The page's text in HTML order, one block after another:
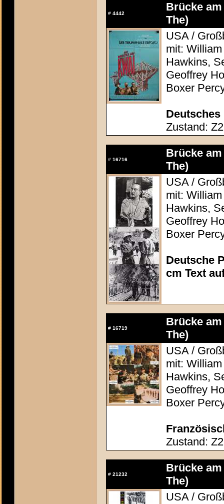
# 4442
Brücke
The)
USA /
mit:
Hawkins,
Geoffrey
Boxer
Deutsches
Zustand:
# 16716
Brücke
The)
USA /
mit:
Hawkins,
Geoffrey
Boxer
Deutsche
cm Text
# 16719
Brücke
The)
USA /
mit:
Hawkins,
Geoffrey
Boxer
Zustand: Z2
# 21232
Brücke
The)
USA /